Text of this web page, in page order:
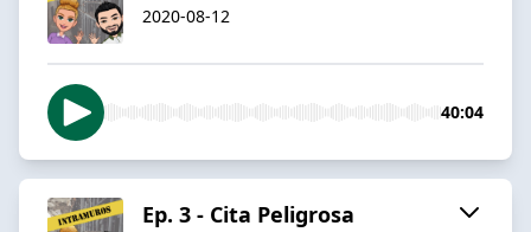
2020-08-12
40:04
Ep. 3 - Cita Peligrosa